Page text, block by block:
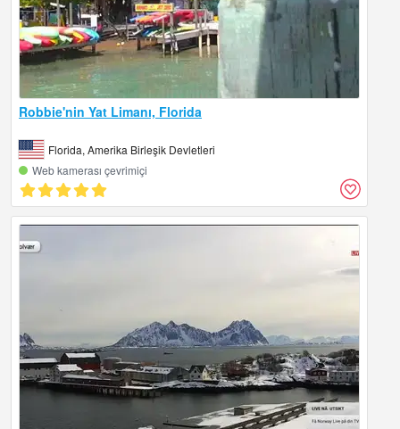
Robbie'nin Yat Limanı, Florida
Florida, Amerika Birleşik Devletleri
Web kamerası çevrimiçi